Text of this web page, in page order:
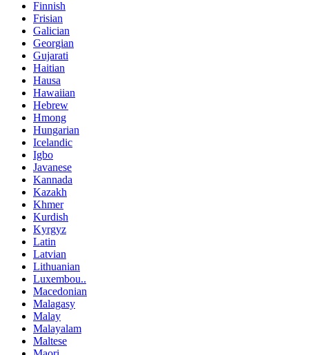
Finnish
Frisian
Galician
Georgian
Gujarati
Haitian
Hausa
Hawaiian
Hebrew
Hmong
Hungarian
Icelandic
Igbo
Javanese
Kannada
Kazakh
Khmer
Kurdish
Kyrgyz
Latin
Latvian
Lithuanian
Luxembou..
Macedonian
Malagasy
Malay
Malayalam
Maltese